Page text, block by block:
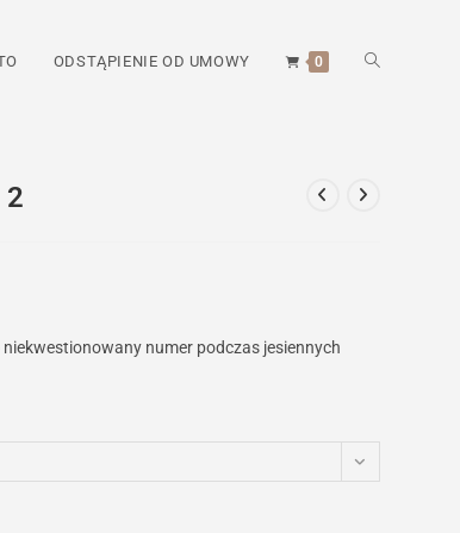
ODSTĄPIENIE OD UMOWY 0 TOGGLE
2
numer podczas jesiennych